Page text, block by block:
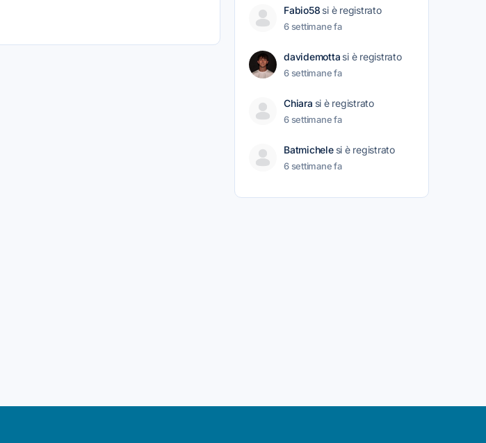
Fabio58 si è registrato
6 settimane fa
davidemotta si è registrato
6 settimane fa
Chiara si è registrato
6 settimane fa
Batmichele si è registrato
6 settimane fa